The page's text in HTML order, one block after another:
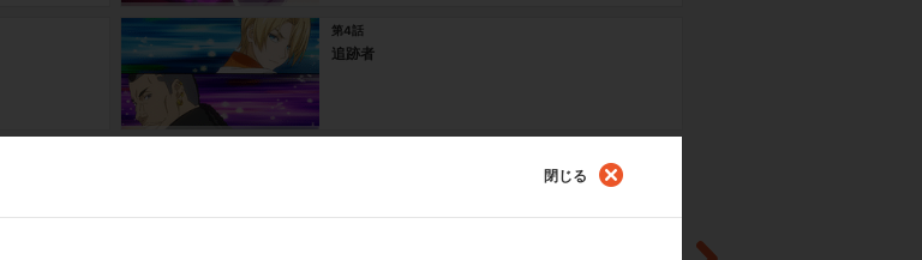
第4話
追跡者
閉じる